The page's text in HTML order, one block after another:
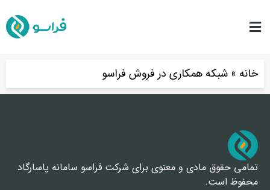
خانه » شبکه همکاری در فروش فراسو
تمامی حقوق مادی و معنوی برای شرکت فراسو سامانه پاسارگاد
محفوظ است.